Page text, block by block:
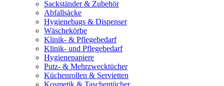
Sackständer & Zubehör
Abfallsäcke
Hygienebags & Dispenser
Wäschekörbe
Klinik- & Pflegebedarf
Klinik- und Pflegebedarf
Hygienepapiere
Putz- & Mehrzwecktücher
Küchenrollen & Servietten